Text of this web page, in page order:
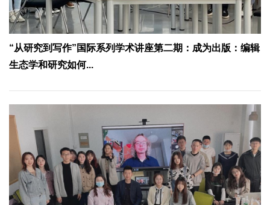
“从研究到写作”国际系列学术讲座第二期：成为出版：编辑
生态学和研究如何...